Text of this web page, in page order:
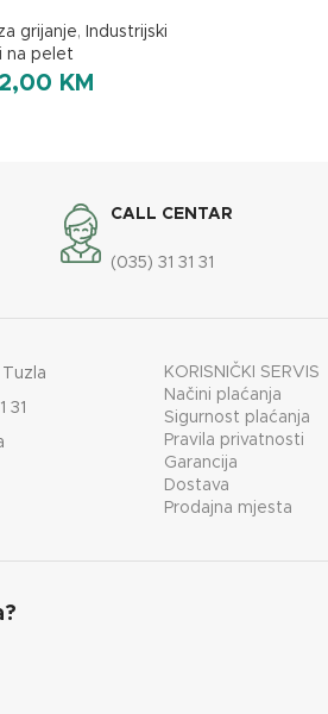
grijanje, Industrijski
na pelet
KM
CALL CENTAR
(035) 31 31 31
31
KORISNIČKI SERVIS
Načini plaćanja
Sigurnost plaćanja
Pravila privatnosti
Garancija
Dostava
Prodajna mjesta